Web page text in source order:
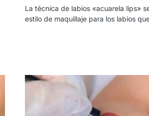
La técnica de labios «acuarela lips»
estilo de maquillaje para los labios